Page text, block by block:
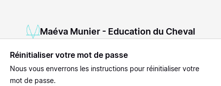
Maéva Munier - Education du Cheval
Réinitialiser votre mot de passe
Nous vous enverrons les instructions pour réinitialiser votre
mot de passe.